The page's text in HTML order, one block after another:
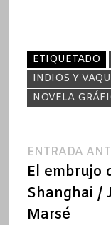
ETIQUETADO
INDIOS Y
NOVELA
de
entradas
ENTRADA
El embrujo
Shanghai /
Marsé